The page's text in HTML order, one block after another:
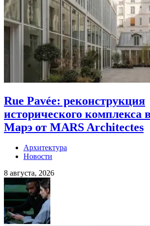
Rue Pavée: реконструкция
исторического комплекса
Марэ от MARS Architectes
Архитектура
Новости
8 августа, 2026